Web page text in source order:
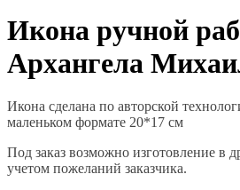
Икона ручной
Архангела
Икона сделана по авторской
маленьком формате 20*17 см
Под заказ возможно изготовление в
учетом пожеланий заказчика.